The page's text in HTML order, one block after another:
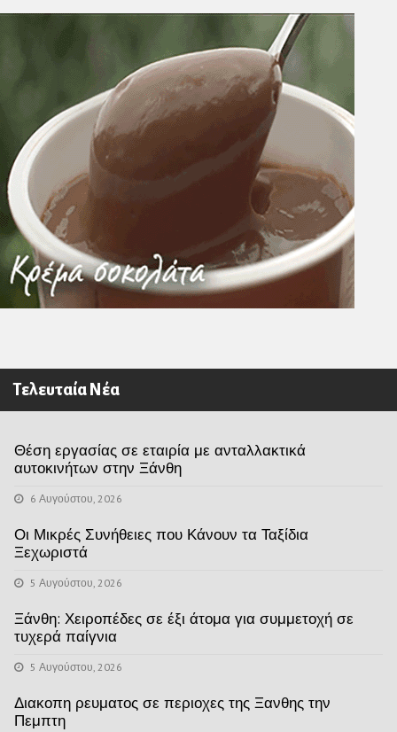
Τελευταία Νέα
Θέση εργασίας σε εταιρία με ανταλλακτικά
αυτοκινήτων στην Ξάνθη
6 Αυγούστου, 2026
Οι Μικρές Συνήθειες που Κάνουν τα Ταξίδια
Ξεχωριστά
5 Αυγούστου, 2026
Ξάνθη: Χειροπέδες σε έξι άτομα για συμμετοχή σε
τυχερά παίγνια
5 Αυγούστου, 2026
Διακοπη ρευματος σε περιοχες της Ξανθης την
Πεμπτη